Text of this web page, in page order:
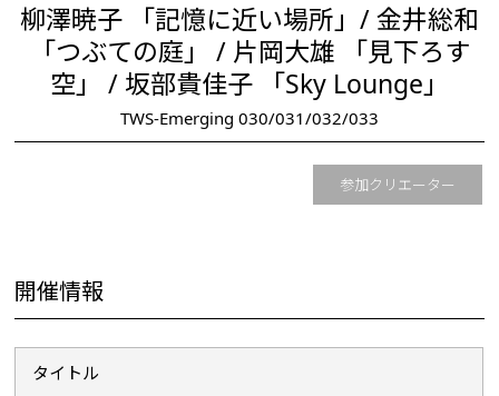
柳澤暁子 「記憶に近い場所」/ 金井総和
「つぶての庭」 / 片岡大雄 「見下ろす
空」 / 坂部貴佳子 「Sky Lounge」
TWS-Emerging 030/031/032/033
参加クリエーター
開催情報
タイトル